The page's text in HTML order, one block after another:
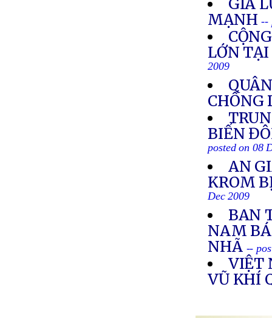
GIÁ
MẠNH --
LỚN
2009
CHỐNG
BIỂN
posted on 08
AN
KROM
Dec 2009
BAN
NAM
NHÃ --
VIỆT
VŨ KHÍ